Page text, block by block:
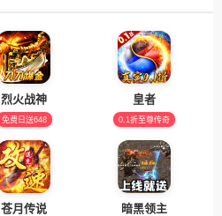
烈火战神
免费日送648
皇者
0.1折至尊传奇
苍月传说 暗黑领主